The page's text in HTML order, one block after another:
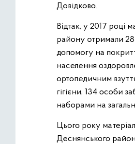
Довідково.
Відтак, у 2017 році
району отримали
допомогу на
населення
ортопедичним
гігієни, 134 особи
наборами на
Цього року
Деснянського